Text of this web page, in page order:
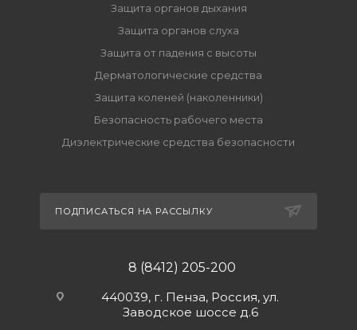
Защита органов дыхания
Защита органов слуха
Защита от падения с высоты
Дерматологические средства
Защита коленей (наколенники)
Безопасность рабочего места
Диэлектрические средства безопасности
ПОДПИСАТЬСЯ НА РАССЫЛКУ
8 (8412) 205-200
440039, г. Пенза, Россия, ул.
Заводское шоссе д.6